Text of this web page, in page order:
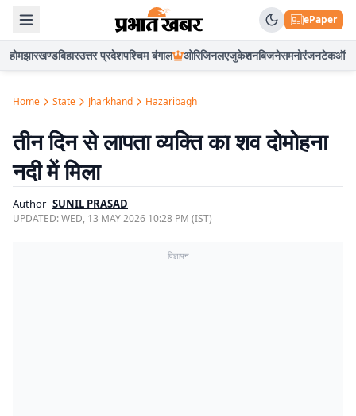
ePaper
होमझारखण्डबिहारउत्तर प्रदेशपश्चिम बंगाल ओरिजिनलएजुकेशनबिजनेसमनोरंजनटेकऑटो
Home State Jharkhand Hazaribagh
तीन दिन से लापता व्यक्ति का शव दोमोहना
नदी में मिला
Author SUNIL PRASAD
UPDATED:WED, 13 MAY 2026 10:28 PM (IST)
विज्ञापन